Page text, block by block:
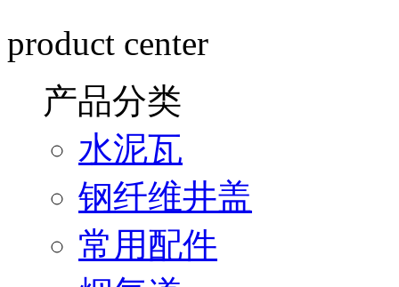
product center
产品分类
水泥瓦
钢纤维井盖
常用配件